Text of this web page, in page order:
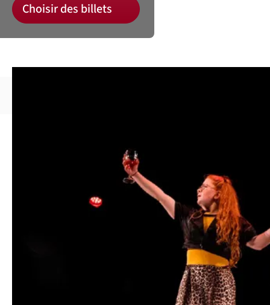
Choisir des billets
la commission culturelle
ViCulturelle, le duo
GingerMoustache présente son
Et si on tutoyait les inconnus ? Si on mangeait le
dernier biscuit du paquet ? Si on n’avait rien à dire…